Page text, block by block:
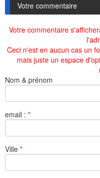
Votre commentaire
Votre commentaire
Ceci n'est en aucun cas un
mais juste un espace
Nom & prénom
email : *
Ville *